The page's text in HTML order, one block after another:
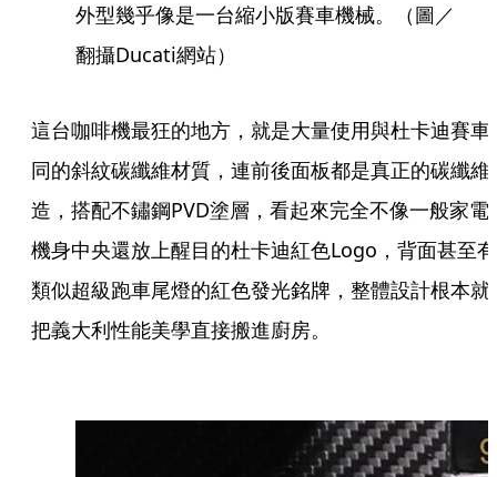
外型幾乎像是一台縮小版賽車機械。（圖／
翻攝Ducati網站）
這台咖啡機最狂的地方，就是大量使用與杜卡迪賽車
同的斜紋碳纖維材質，連前後面板都是真正的碳纖維
造，搭配不鏽鋼PVD塗層，看起來完全不像一般家電
機身中央還放上醒目的杜卡迪紅色Logo，背面甚至有
類似超級跑車尾燈的紅色發光銘牌，整體設計根本就
把義大利性能美學直接搬進廚房。